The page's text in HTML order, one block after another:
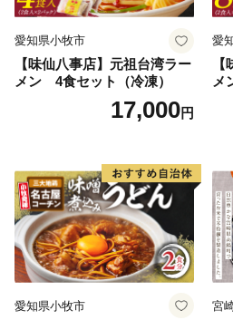
黒松内町ふるさと納税コールセ
営業時間 ９：００～１７：３
TEL：０１１－８８７－７３７３
Mail：
愛知県小牧市
【味仙八事店】元祖台湾ラー
メン 4食セット（冷凍）
17,000円
愛
メ
愛知県小牧市 宮